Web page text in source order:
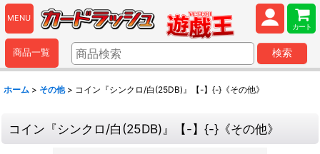
MENU
カート
商品一覧 検索
ホーム > その他 > コイン『シンクロ/白(25DB)』【-】{-}《その他》
コイン『シンクロ/白(25DB)』【-】{-}《その他》